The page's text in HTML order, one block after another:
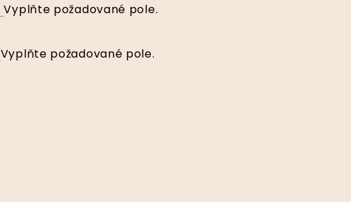
Vyplňte požadované pole.
Vyplňte požadované pole.